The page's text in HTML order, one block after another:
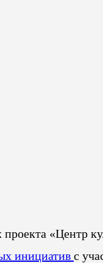
«Центр
инициатив с